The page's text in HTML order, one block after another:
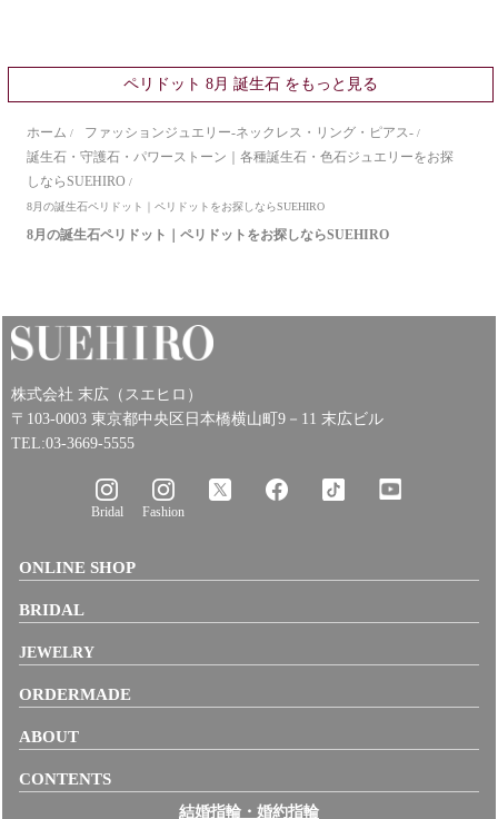
ただいております。詳しくはこちらから
ペリドット 8月 誕生石 をもっと見る
ホーム / ファッションジュエリー-ネックレス・リング・ピアス- /
誕生石・守護石・パワーストーン｜各種誕生石・色石ジュエリーをお探
しならSUEHIRO /
8月の誕生石ペリドット｜ペリドットをお探しならSUEHIRO
8月の誕生石ペリドット｜ペリドットをお探しならSUEHIRO
株式会社 末広（スエヒロ）
〒103-0003 東京都中央区日本橋横山町9－11 末広ビル
TEL:03-3669-5555
Bridal Fashion
ONLINE SHOP
BRIDAL
JEWELRY
ORDERMADE
ABOUT
CONTENTS
結婚指輪・婚約指輪